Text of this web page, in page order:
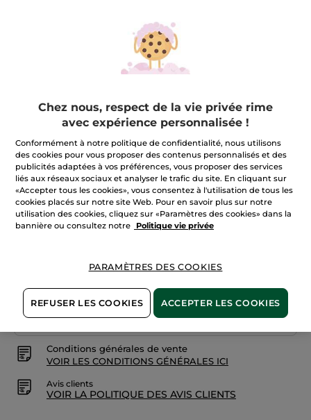
2410OCT-MAINGIFT-BIS
★★★★★
★★★★★
Aucune
de
notation
pour
AJOUTER UN AVIS
Quantité
INDISPONIBLE
Paiement sécurisé
Satisfait ou remboursé
Conditions générales de vente
VOIR LES CONDITIONS GÉNÉRALES ICI
Avis clients
VOIR LA POLITIQUE DES AVIS CLIENTS
Chez nous, respect de la vie privée rime
avec expérience personnalisée !
Conformément à notre politique de confidentialité, nous utilisons
des cookies pour vous proposer des contenus personnalisés et des
publicités adaptées à vos préférences, vous proposer des services
liés aux réseaux sociaux et analyser le trafic du site. En cliquant sur
«Accepter tous les cookies», vous consentez à l'utilisation de tous les
cookies placés sur notre site Web. Pour en savoir plus sur notre
utilisation des cookies, cliquez sur «Paramètres des cookies» dans la
bannière ou consultez notre
Politique vie privée
PARAMÈTRES DES COOKIES
REFUSER LES COOKIES ACCEPTER LES COOKIES